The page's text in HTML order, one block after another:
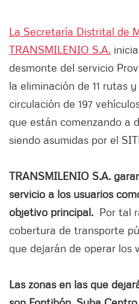
La Secretaría Distrital de
TRANSMILENIO S.A.
desmonte del servicio
la eliminación de 11 rutas
circulación de 197
que están comenzando a
siendo asumidas por el
TRANSMILENIO S.A.
servicio a los usuarios
objetivo principal. Por tal
cobertura de transporte
que dejarán de operar los
Las zonas en las que